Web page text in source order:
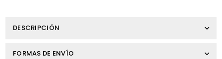
DESCRIPCIÓN
FORMAS DE ENVÍO